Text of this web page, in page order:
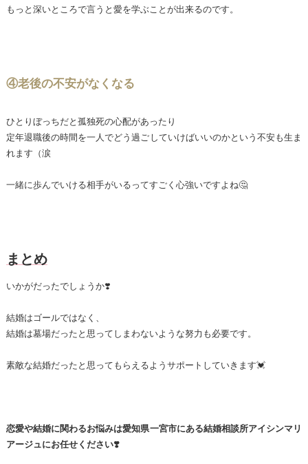
もっと深いところで言うと愛を学ぶことが出来るのです。
④老後の不安がなくなる
ひとりぼっちだと孤独死の心配があったり
定年退職後の時間を一人でどう過ごしていけばいいのかという不安も生ま
れます（涙
一緒に歩んでいける相手がいるってすごく心強いですよね🤔
まとめ
いかがだったでしょうか❣️
結婚はゴールではなく、
結婚は墓場だったと思ってしまわないような努力も必要です。
素敵な結婚だったと思ってもらえるようサポートしていきます💓
恋愛や結婚に関わるお悩みは愛知県一宮市にある結婚相談所アイシンマリ
アージュにお任せください❣️